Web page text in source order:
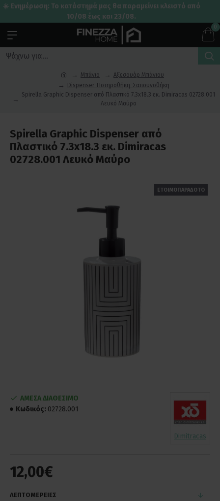
☀️ Ενημέρωση: Το κατάστημά μας θα παραμείνει κλειστό από
10/08 έως και 23/08.
0
Μπάνιο
Αξεσουάρ Μπάνιου
Dispenser-Ποτηροθήκη-Σαπουνοθήκη
Spirella Graphic Dispenser από Πλαστικό 7.3x18.3 εκ. Dimiracas 02728.001
Λευκό Μαύρο
Spirella Graphic Dispenser από
Πλαστικό 7.3x18.3 εκ. Dimiracas
02728.001 Λευκό Μαύρο
ΕΤΟΙΜΟΠΑΡΑΔΟΤΟ
12,00€
ΑΜΕΣΑ ΔΙΑΘΕΣΙΜΟ
Κωδικός: 02728.001
Dimitracas
ΛΕΠΤΟΜΕΡΕΙΕΣ